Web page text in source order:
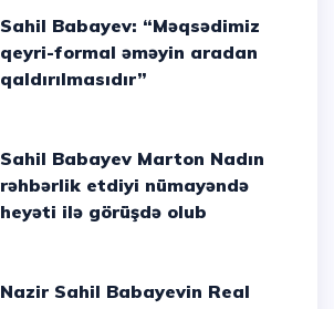
Sahil Babayev: “Məqsədimiz
qeyri-formal əməyin aradan
qaldırılmasıdır”
Sahil Babayev Marton Nadın
rəhbərlik etdiyi nümayəndə
heyəti ilə görüşdə olub
Nazir Sahil Babayevin Real